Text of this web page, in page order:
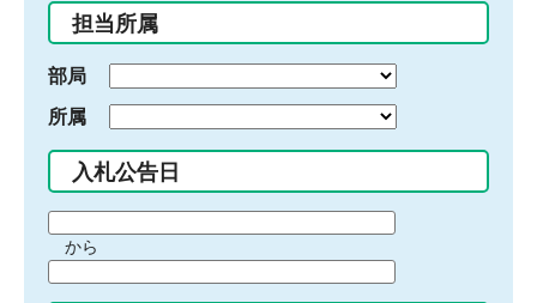
入
力
担当所属
部局
所属
入札公告日
間から
間